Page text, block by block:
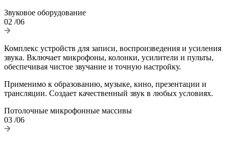
Звуковое оборудование
02 /06
Комплекс устройств для записи, воспроизведения и усиления
звука. Включает микрофоны, колонки, усилители и пульты,
обеспечивая чистое звучание и точную настройку.
Применимо к образованию, музыке, кино, презентации и
трансляции. Создает качественный звук в любых условиях.
Потолочные микрофонные массивы
03 /06